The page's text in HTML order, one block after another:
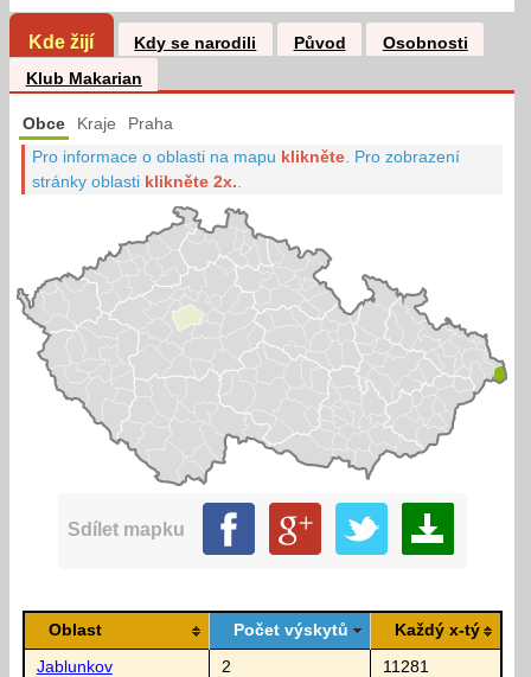
Kde žijí Kdy se narodili Původ
Osobnosti
Klub Makarian
Obce Kraje Praha
Pro informace o oblasti na mapu klikněte Pro zobrazení
stránky oblasti klikněte 2x.
Sdílet mapku
Oblast Počet výskytů Každý x-tý
Jablunkov 2 11281